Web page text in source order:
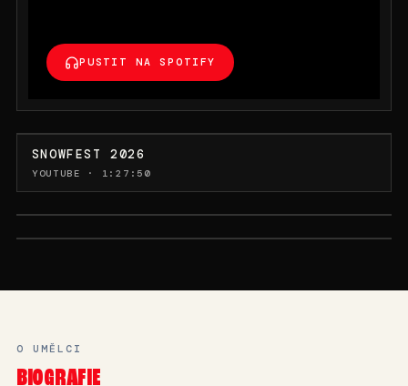
PUSTIT NA SPOTIFY
SNOWFEST 2026
YOUTUBE · 1:27:50
O UMĚLCI
BIOGRAFIE